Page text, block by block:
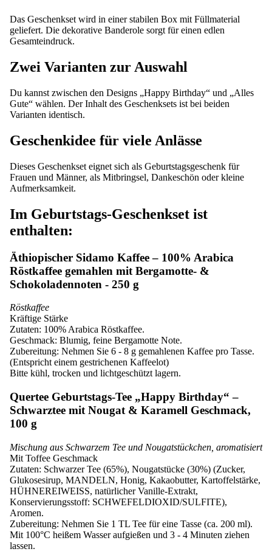
Das Geschenkset wird in einer stabilen Box mit Füllmaterial
geliefert. Die dekorative Banderole sorgt für einen edlen
Gesamteindruck.
Zwei Varianten zur Auswahl
Du kannst zwischen den Designs „Happy Birthday“ und „Alles
Gute“ wählen. Der Inhalt des Geschenksets ist bei beiden
Varianten identisch.
Geschenkidee für viele Anlässe
Dieses Geschenkset eignet sich als Geburtstagsgeschenk für
Frauen und Männer, als Mitbringsel, Dankeschön oder kleine
Aufmerksamkeit.
Im Geburtstags-Geschenkset ist
enthalten:
Äthiopischer Sidamo Kaffee – 100% Arabica
Röstkaffee gemahlen mit Bergamotte- &
Schokoladennoten - 250 g
Röstkaffee
Kräftige Stärke
Zutaten: 100% Arabica Röstkaffee.
Geschmack: Blumig, feine Bergamotte Note.
Zubereitung: Nehmen Sie 6 - 8 g gemahlenen Kaffee pro Tasse.
(Entspricht einem gestrichenen Kaffeelot)
Bitte kühl, trocken und lichtgeschützt lagern.
Quertee Geburtstags-Tee „Happy Birthday“ –
Schwarztee mit Nougat & Karamell Geschmack,
100 g
Mischung aus Schwarzem Tee und Nougatstückchen, aromatisiert
Mit Toffee Geschmack
Zutaten: Schwarzer Tee (65%), Nougatstücke (30%) (Zucker,
Glukosesirup, MANDELN, Honig, Kakaobutter, Kartoffelstärke,
HÜHNEREIWEISS, natürlicher Vanille-Extrakt,
Konservierungsstoff: SCHWEFELDIOXID/SULFITE),
Aromen.
Zubereitung: Nehmen Sie 1 TL Tee für eine Tasse (ca. 200 ml).
Mit 100°C heißem Wasser aufgießen und 3 - 4 Minuten ziehen
lassen.